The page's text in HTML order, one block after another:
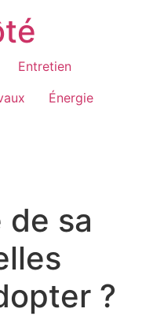
Entretien
Énergie
de sa
?